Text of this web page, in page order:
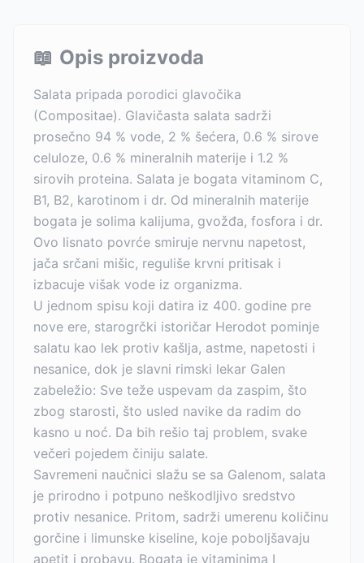
📖 Opis proizvoda
Salata pripada porodici glavočika
(Compositae). Glavičasta salata sadrži
prosečno 94 % vode, 2 % šećera, 0.6 % sirove
celuloze, 0.6 % mineralnih materije i 1.2 %
sirovih proteina. Salata je bogata vitaminom C,
B1, B2, karotinom i dr. Od mineralnih materije
bogata je solima kalijuma, gvožđa, fosfora i dr.
Ovo lisnato povrće smiruje nervnu napetost,
jača srčani mišic, reguliše krvni pritisak i
izbacuje višak vode iz organizma.
U jednom spisu koji datira iz 400. godine pre
nove ere, starogrčki istoričar Herodot pominje
salatu kao lek protiv kašlja, astme, napetosti i
nesanice, dok je slavni rimski lekar Galen
zabeležio: Sve teže uspevam da zaspim, što
zbog starosti, što usled navike da radim do
kasno u noć. Da bih rešio taj problem, svake
večeri pojedem činiju salate.
Savremeni naučnici slažu se sa Galenom, salata
je prirodno i potpuno neškodljivo sredstvo
protiv nesanice. Pritom, sadrži umerenu količinu
gorčine i limunske kiseline, koje poboljšavaju
apetit i probavu. Bogata je vitaminima I